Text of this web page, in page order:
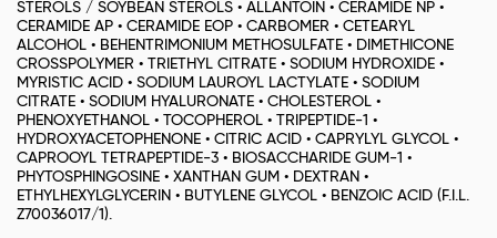
STEROLS / SOYBEAN STEROLS • ALLANTOIN • CERAMIDE NP •
CERAMIDE AP • CERAMIDE EOP • CARBOMER • CETEARYL
ALCOHOL • BEHENTRIMONIUM METHOSULFATE • DIMETHICONE
CROSSPOLYMER • TRIETHYL CITRATE • SODIUM HYDROXIDE •
MYRISTIC ACID • SODIUM LAUROYL LACTYLATE • SODIUM
CITRATE • SODIUM HYALURONATE • CHOLESTEROL •
PHENOXYETHANOL • TOCOPHEROL • TRIPEPTIDE-1 •
HYDROXYACETOPHENONE • CITRIC ACID • CAPRYLYL GLYCOL •
CAPROOYL TETRAPEPTIDE-3 • BIOSACCHARIDE GUM-1 •
PHYTOSPHINGOSINE • XANTHAN GUM • DEXTRAN •
ETHYLHEXYLGLYCERIN • BUTYLENE GLYCOL • BENZOIC ACID (F.I.L.
Z70036017/1).